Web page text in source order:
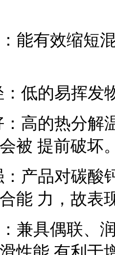
能有效缩短
：低的易挥发
高的热分解
被 提前破坏
产品对碳酸
能 力，故表
兼具偶联、